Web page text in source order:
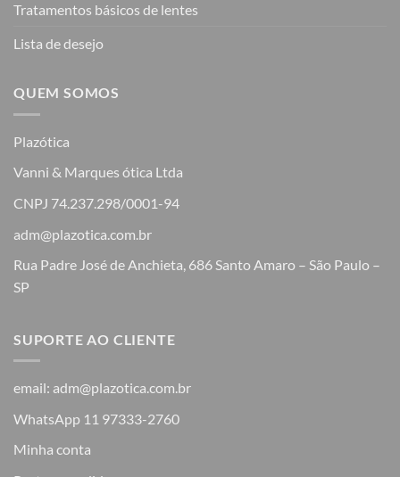
Tratamentos básicos de lentes
Lista de desejo
QUEM SOMOS
Plazótica
Vanni & Marques ótica Ltda
CNPJ 74.237.298/0001-94
adm@plazotica.com.br
Rua Padre José de Anchieta, 686 Santo Amaro – São Paulo –
SP
SUPORTE AO CLIENTE
email: adm@plazotica.com.br
WhatsApp 11 97333-2760
Minha conta